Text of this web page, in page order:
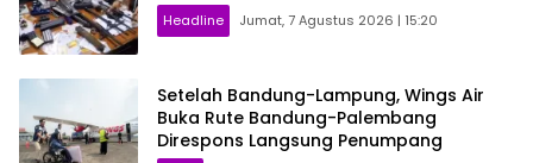
Headline Jumat, 7 Agustus 2026 | 15:20
Setelah Bandung-Lampung, Wings Air
Buka Rute Bandung-Palembang
Direspons Langsung Penumpang